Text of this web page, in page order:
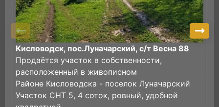
Кисловодск, пос.Луначарский, с/т Весна 88
Продаётся участок в собственности,
расположенный в живописном
Районе Кисловодска - поселок Луначарский
Участок СНТ 5, 4 соток, ровный, удобной